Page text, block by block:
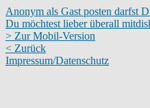
Anonym als Gast posten darfst
Du möchtest lieber überall
> Zur Mobil-Version
< Zurück
Impressum/Datenschutz